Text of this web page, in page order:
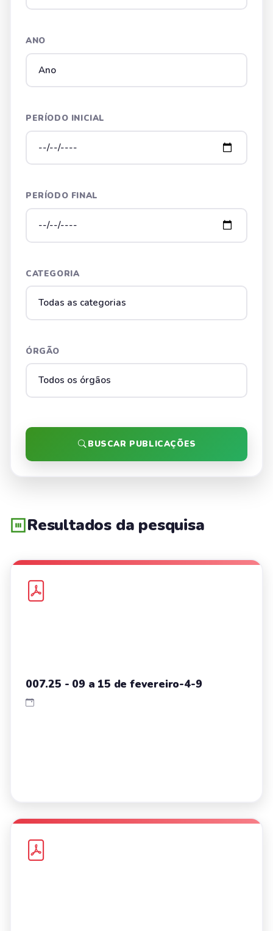
ANO
PERÍODO INICIAL
PERÍODO FINAL
CATEGORIA
ÓRGÃO
BUSCAR PUBLICAÇÕES
Resultados da pesquisa
007.25 - 09 a 15 de fevereiro-4-9